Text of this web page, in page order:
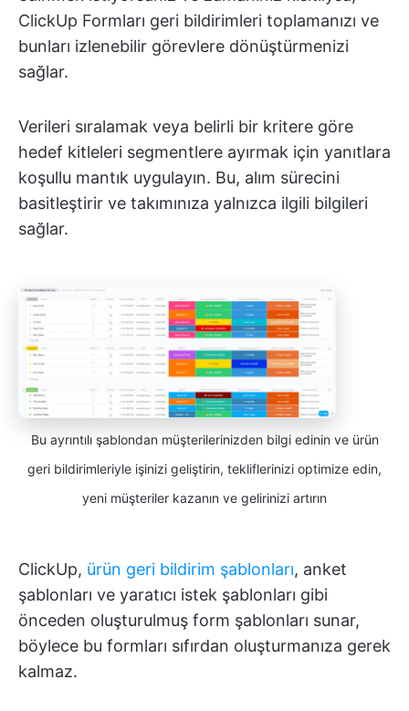
ClickUp Formları geri bildirimleri toplamanızı ve
bunları izlenebilir görevlere dönüştürmenizi
sağlar.
Verileri sıralamak veya belirli bir kritere göre
hedef kitleleri segmentlere ayırmak için yanıtlara
koşullu mantık uygulayın. Bu, alım sürecini
basitleştirir ve takımınıza yalnızca ilgili bilgileri
sağlar.
Bu ayrıntılı şablondan müşterilerinizden bilgi edinin ve ürün
geri bildirimleriyle işinizi geliştirin, tekliflerinizi optimize edin,
yeni müşteriler kazanın ve gelirinizi artırın
ClickUp, ürün geri bildirim şablonları, anket
şablonları ve yaratıcı istek şablonları gibi
önceden oluşturulmuş form şablonları sunar,
böylece bu formları sıfırdan oluşturmanıza gerek
kalmaz.